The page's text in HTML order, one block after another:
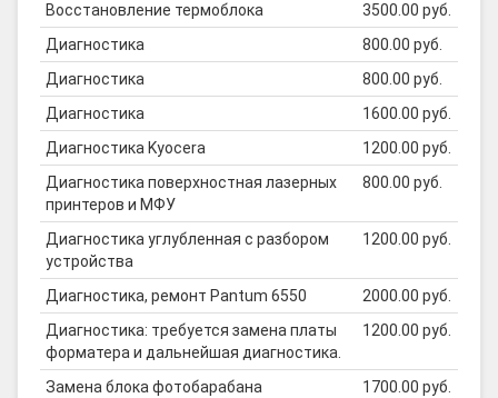
Восстановление термоблока
3500.00 руб.
Диагностика
800.00 руб.
Диагностика
800.00 руб.
Диагностика
1600.00 руб.
Диагностика Kyocera
1200.00 руб.
Диагностика поверхностная лазерных
принтеров и МФУ
800.00 руб.
Диагностика углубленная с разбором
устройства
1200.00 руб.
Диагностика, ремонт Pantum 6550
2000.00 руб.
Диагностика: требуется замена платы
форматера и дальнейшая диагностика.
1200.00 руб.
Замена блока фотобарабана
1700.00 руб.